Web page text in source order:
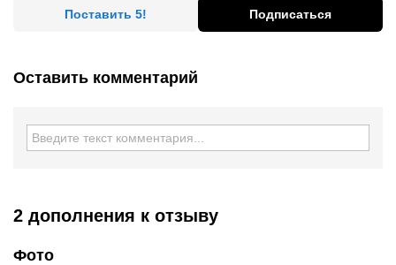
Поставить 5! Подписаться
Оставить комментарий
2 дополнения к отзыву
Фото